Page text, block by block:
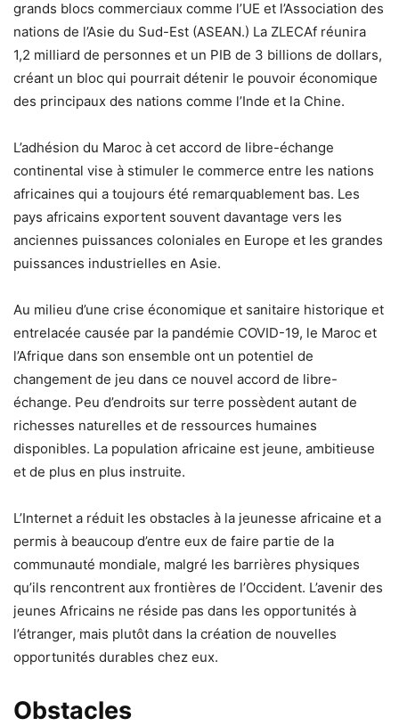
grands blocs commerciaux comme l’UE et l’Association des
nations de l’Asie du Sud-Est (ASEAN.) La ZLECAf réunira
1,2 milliard de personnes et un PIB de 3 billions de dollars,
créant un bloc qui pourrait détenir le pouvoir économique
des principaux des nations comme l’Inde et la Chine.
L’adhésion du Maroc à cet accord de libre-échange
continental vise à stimuler le commerce entre les nations
africaines qui a toujours été remarquablement bas. Les
pays africains exportent souvent davantage vers les
anciennes puissances coloniales en Europe et les grandes
puissances industrielles en Asie.
Au milieu d’une crise économique et sanitaire historique et
entrelacée causée par la pandémie COVID-19, le Maroc et
l’Afrique dans son ensemble ont un potentiel de
changement de jeu dans ce nouvel accord de libre-
échange. Peu d’endroits sur terre possèdent autant de
richesses naturelles et de ressources humaines
disponibles. La population africaine est jeune, ambitieuse
et de plus en plus instruite.
L’Internet a réduit les obstacles à la jeunesse africaine et a
permis à beaucoup d’entre eux de faire partie de la
communauté mondiale, malgré les barrières physiques
qu’ils rencontrent aux frontières de l’Occident. L’avenir des
jeunes Africains ne réside pas dans les opportunités à
l’étranger, mais plutôt dans la création de nouvelles
opportunités durables chez eux.
Obstacles